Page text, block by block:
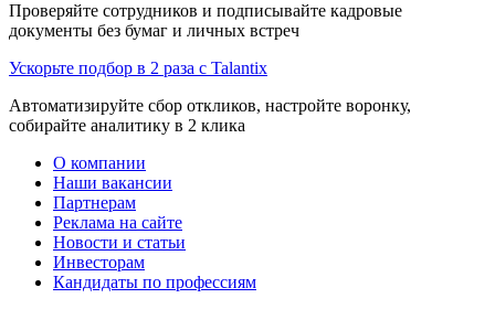
Проверяйте сотрудников и подписывайте кадровые
документы без бумаг и личных встреч
Ускорьте подбор в 2 раза с Talantix
Автоматизируйте сбор откликов, настройте воронку,
собирайте аналитику в 2 клика
О компании
Наши вакансии
Партнерам
Реклама на сайте
Новости и статьи
Инвесторам
Кандидаты по профессиям